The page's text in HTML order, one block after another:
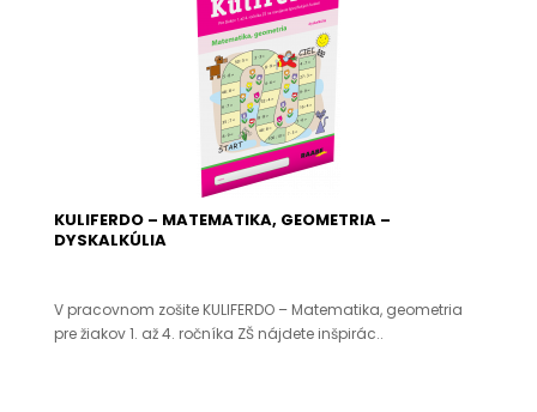
KULIFERDO – MATEMATIKA, GEOMETRIA –
DYSKALKÚLIA
V pracovnom zošite KULIFERDO – Matematika, geometria
pre žiakov 1. až 4. ročníka ZŠ nájdete inšpirác..